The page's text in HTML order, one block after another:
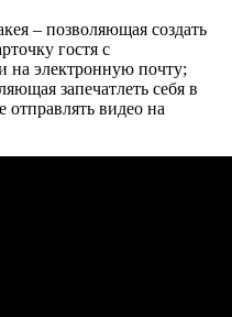
– позволяющая создать
гостя с
на электронную почту;
запечатлеть себя в
видео на